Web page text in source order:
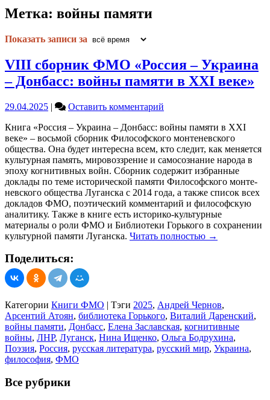
Метка: войны памяти
Показать записи за
VIII сборник ФМО «Россия – Украина
– Донбасс: войны памяти в XXI веке»
29.04.2025 | Оставить комментарий
сборник
ФМО
«Россия
–
Украина
–
Донбасс:
войны
памяти
в
XXI
Книга «Россия – Украина – Донбасс: войны памяти в XXI
веке» – восьмой сборник Философского монтеневского
общества. Она будет интересна всем, кто следит, как меняется
культурная память, мировоззрение и самосознание народа в
эпоху когнитивных войн. Сборник содержит избранные
доклады по теме исторической памяти Философского монте-
невского общества Луганска с 2014 года, а также список всех
докладов ФМО, поэтический комментарий и философскую
аналитику. Также в книге есть историко-культурные
материалы о роли ФМО и Библиотеки Горького в сохранении
культурной памяти Луганска. Читать полностью →
Поделиться:
Категории Книги ФМО | Тэги 2025, Андрей Чернов,
Арсентий Атоян, библиотека Горького, Виталий Даренский,
войны памяти, Донбасс, Елена Заславская, когнитивные
войны, ЛНР, Луганск, Нина Ищенко, Ольга Бодрухина,
Поэзия, Россия, русская литература, русский мир, Украина,
философия, ФМО
Все рубрики